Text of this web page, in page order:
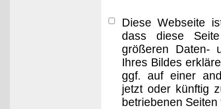
Diese Webseite
dass diese
größeren Daten-
Ihres Bildes
ggf. auf einer
jetzt oder künftig
betriebenen